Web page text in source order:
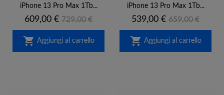
iPhone 13 Pro Max 1Tb...
Prezzo
609,00 € Prezzo
base
729,00 €
 Aggiungi al carrello
iPhone 13 Pro Max 1Tb...
Prezzo
539,00 € Prezzo
base
659,00 €
 Aggiungi al carrello